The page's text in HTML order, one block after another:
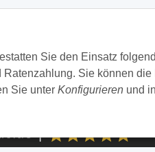
Sie den Einsatz
Sie können
Sie unter Konfigurieren und
|